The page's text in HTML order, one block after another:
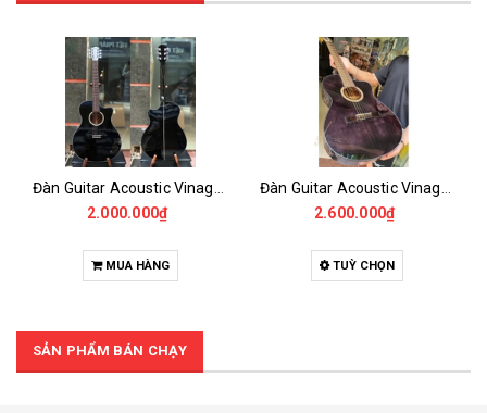
2.000.000₫
MUA HÀNG
2.600.000₫
TUỲ CHỌN
SẢN PHẨM BÁN CHẠY